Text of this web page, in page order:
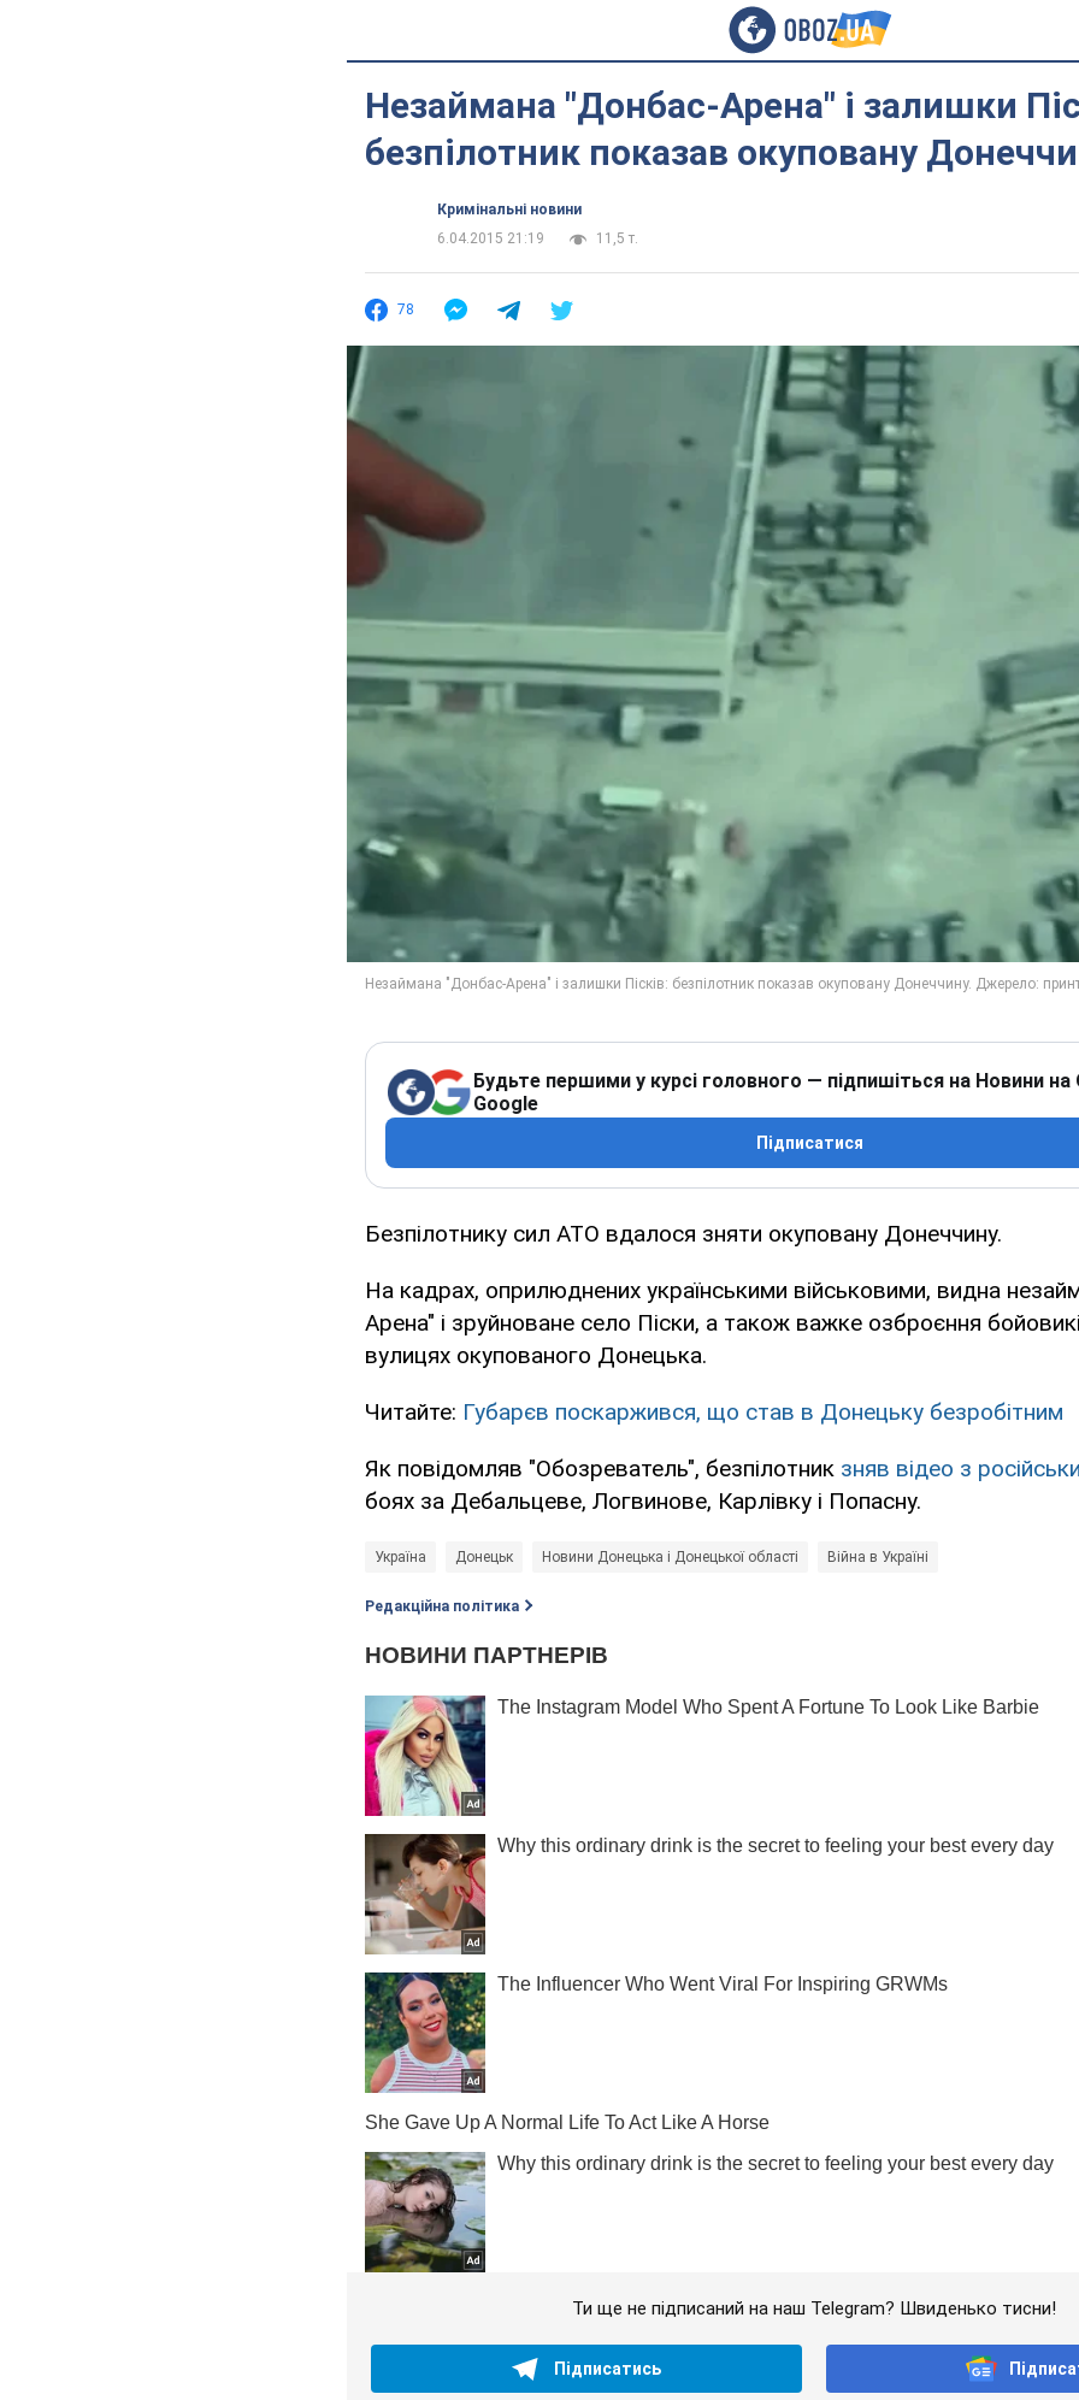
Незаймана "Донбас-Арена" і залишки
безпілотник показав окуповану
Кримінальні новини
6.04.2015 21:19
11,5 т.
78
Будьте першими у курсі головного — підпишіться на Новини на
Google
Підписатися
Безпілотнику сил АТО вдалося зняти окуповану Донеччину.
На кадрах, оприлюднених українськими військовими, видна
Арена" і зруйноване село Піски, а також важке озброєння
вулицях окупованого Донецька.
Читайте: Губарєв поскаржився, що став в Донецьку безробітним
Як повідомляв "Обозреватель", безпілотник зняв відео з
боях за Дебальцеве, Логвинове, Карлівку і Попасну.
Україна Донецьк Новини Донецька і Донецької області Війна в Україні
Редакційна політика
Ти ще не підписаний на наш Telegram? Швиденько тисни!
Підписатись